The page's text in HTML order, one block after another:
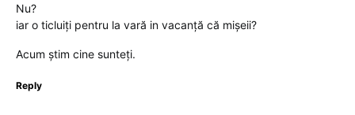
Nu?
iar o ticluiți pentru la vară in vacanță că mișeii?
Acum știm cine sunteți.
Reply